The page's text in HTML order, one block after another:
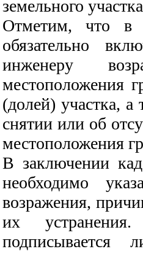
земельного
Отметим, что в
обязательно
инженеру
местоположения
(долей) участка, а
снятии или об
местоположения
В заключении
необходимо
возражения,
их
подписывается